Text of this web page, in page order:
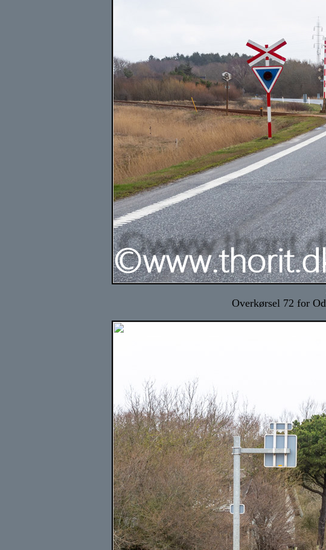
Overkørsel 72 for